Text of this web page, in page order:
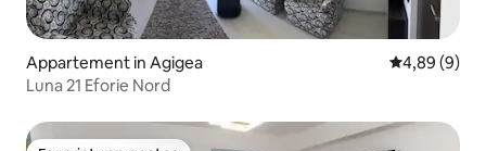
Appartement in Agigea Gemiddelde
4,89 (9)
Luna 21 Eforie Nord